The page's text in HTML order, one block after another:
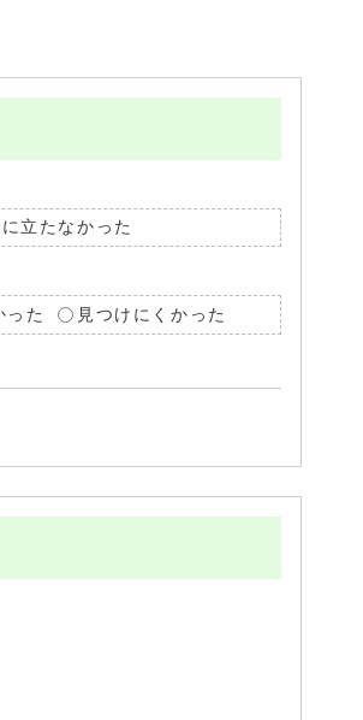
立たなかった
った 見つけにくかった